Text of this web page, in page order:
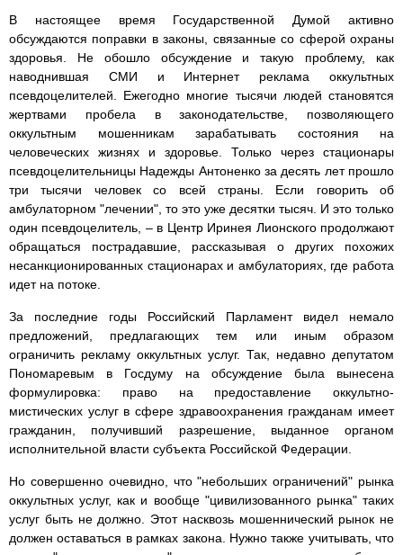
В настоящее время Государственной Думой активно
обсуждаются поправки в законы, связанные со сферой охраны
здоровья. Не обошло обсуждение и такую проблему, как
наводнившая СМИ и Интернет реклама оккультных
псевдоцелителей. Ежегодно многие тысячи людей становятся
жертвами пробела в законодательстве, позволяющего
оккультным мошенникам зарабатывать состояния на
человеческих жизнях и здоровье. Только через стационары
псевдоцелительницы Надежды Антоненко за десять лет прошло
три тысячи человек со всей страны. Если говорить об
амбулаторном "лечении", то это уже десятки тысяч. И это только
один псевдоцелитель, – в Центр Иринея Лионского продолжают
обращаться пострадавшие, рассказывая о других похожих
несанкционированных стационарах и амбулаториях, где работа
идет на потоке.
За последние годы Российский Парламент видел немало
предложений, предлагающих тем или иным образом
ограничить рекламу оккультных услуг. Так, недавно депутатом
Пономаревым в Госдуму на обсуждение была вынесена
формулировка: право на предоставление оккультно-
мистических услуг в сфере здравоохранения гражданам имеет
гражданин, получивший разрешение, выданное органом
исполнительной власти субъекта Российской Федерации.
Но совершенно очевидно, что "небольших ограничений" рынка
оккультных услуг, как и вообще "цивилизованного рынка" таких
услуг быть не должно. Этот насквозь мошеннический рынок не
должен оставаться в рамках закона. Нужно также учитывать, что